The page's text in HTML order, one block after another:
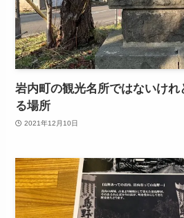
岩内町の観光名所ではないけれ
る場所
2021年12月10日